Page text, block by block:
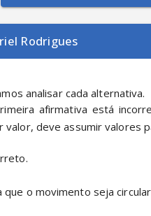
Rodrigues
afirmativa está
valor, deve assumir valores
que o movimento seja